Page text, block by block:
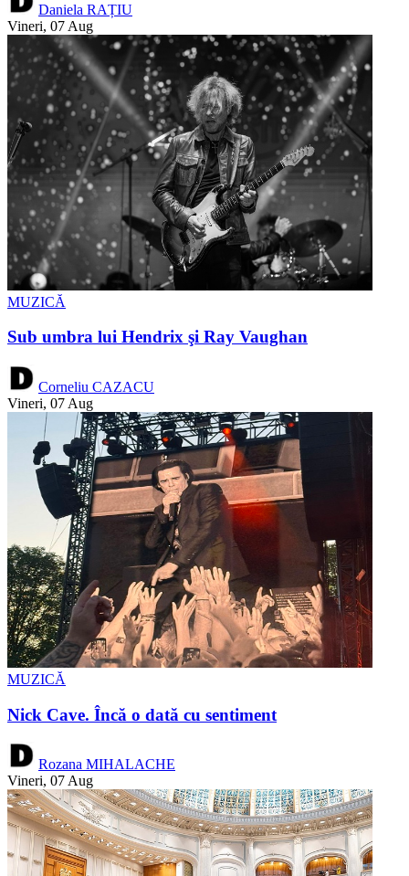
Daniela RAȚIU
Vineri, 07 Aug
MUZICĂ
Sub umbra lui Hendrix şi Ray Vaughan
Corneliu CAZACU
Vineri, 07 Aug
MUZICĂ
Nick Cave. Încă o dată cu sentiment
Rozana MIHALACHE
Vineri, 07 Aug